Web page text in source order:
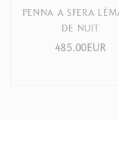
PENNA A SFERA
DE NUIT
485.00EUR